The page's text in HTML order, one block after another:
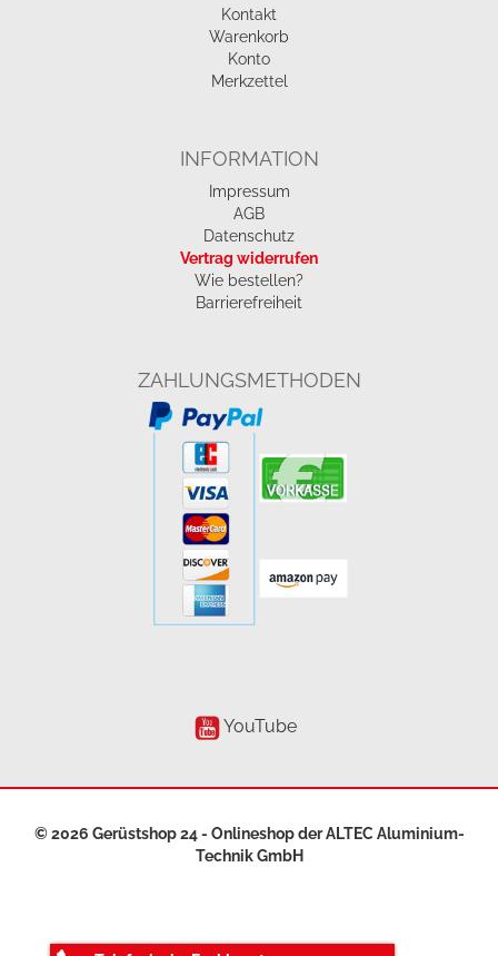
Kontakt
Warenkorb
Konto
Merkzettel
INFORMATION
Impressum
AGB
Datenschutz
Vertrag widerrufen
Wie bestellen?
Barrierefreiheit
ZAHLUNGSMETHODEN
YouTube
© 2026 Gerüstshop 24 - Onlineshop derALTEC Aluminium-
Technik GmbH